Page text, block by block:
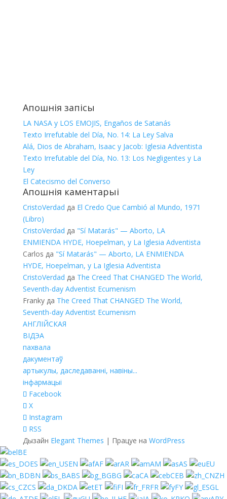
Апошнія запісы
LA NASA y LOS EMOJIS, Engaños de Satanás
Texto Irrefutable del Día, No. 14: La Ley Salva
Alá, Dios de Abraham, Isaac y Jacob: Iglesia Adventista
Texto Irrefutable del Día, No. 13: Los Negligentes y La
Ley
El Catecismo del Converso
Апошнія каментарыі
CristoVerdad да El Credo Que Cambió al Mundo, 1971
(Libro)
CristoVerdad да "Sí Matarás" — Aborto, LA
ENMIENDA HYDE, Hoepelman, y La Iglesia Adventista
Carlos да "Sí Matarás" — Aborto, LA ENMIENDA
HYDE, Hoepelman, y La Iglesia Adventista
CristoVerdad да The Creed That CHANGED The World,
Seventh-day Adventist Ecumenism
Frankyда The Creed That CHANGED The World,
Seventh-day Adventist Ecumenism
АНГЛІЙСКАЯ
ВІДЭА
пахвала
дакументаў
артыкулы, даследаванні, навіны...
інфармацыі
Facebook
X
Instagram
RSS
Дызайн Elegant Themes | Працуе на WordPress
BE
ES
EN AF AR AM AS
EU
BN
BS BG CA CEB
ZH
CS
DA ET FI FR FY
GL